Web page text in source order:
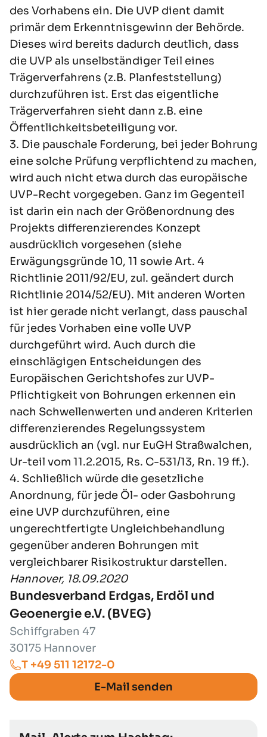
des Vorhabens ein. Die UVP dient damit
primär dem Erkenntnisgewinn der Behörde.
Dieses wird bereits dadurch deutlich, dass
die UVP als unselbständiger Teil eines
Trägerverfahrens (z.B. Planfeststellung)
durchzuführen ist. Erst das eigentliche
Trägerverfahren sieht dann z.B. eine
Öffentlichkeitsbeteiligung vor.
3. Die pauschale Forderung, bei jeder Bohrung
eine solche Prüfung verpflichtend zu machen,
wird auch nicht etwa durch das europäische
UVP-Recht vorgegeben. Ganz im Gegenteil
ist darin ein nach der Größenordnung des
Projekts differenzierendes Konzept
ausdrücklich vorgesehen (siehe
Erwägungsgründe 10, 11 sowie Art. 4
Richtlinie 2011/92/EU, zul. geändert durch
Richtlinie 2014/52/EU). Mit anderen Worten
ist hier gerade nicht verlangt, dass pauschal
für jedes Vorhaben eine volle UVP
durchgeführt wird. Auch durch die
einschlägigen Entscheidungen des
Europäischen Gerichtshofes zur UVP-
Pflichtigkeit von Bohrungen erkennen ein
nach Schwellenwerten und anderen Kriterien
differenzierendes Regelungssystem
ausdrücklich an (vgl. nur EuGH Straßwalchen,
Ur-teil vom 11.2.2015, Rs. C-531/13, Rn. 19 ff.).
4. Schließlich würde die gesetzliche
Anordnung, für jede Öl- oder Gasbohrung
eine UVP durchzuführen, eine
ungerechtfertigte Ungleichbehandlung
gegenüber anderen Bohrungen mit
vergleichbarer Risikostruktur darstellen.
Hannover, 18.09.2020
Bundesverband Erdgas, Erdöl und
Geoenergie e.V. (BVEG)
Schiffgraben 47
30175 Hannover
T +49 511 12172-0
E-Mail senden